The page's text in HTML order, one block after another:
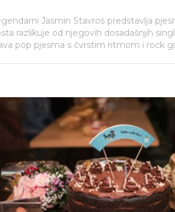
Jasmin Stavros predstavlja
razlikuje od njegovih dosadašnjih
pop pjesma s čvrstim ritmom i rock